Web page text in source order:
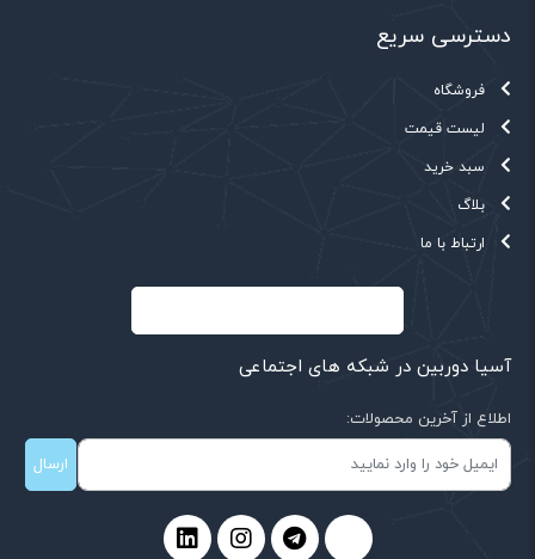
دسترسی سریع
فروشگاه
لیست قیمت
سبد خرید
بلاگ
ارتباط با ما
آسیا دوربین در شبکه های اجتماعی
اطلاع از آخرین محصولات:
ارسال